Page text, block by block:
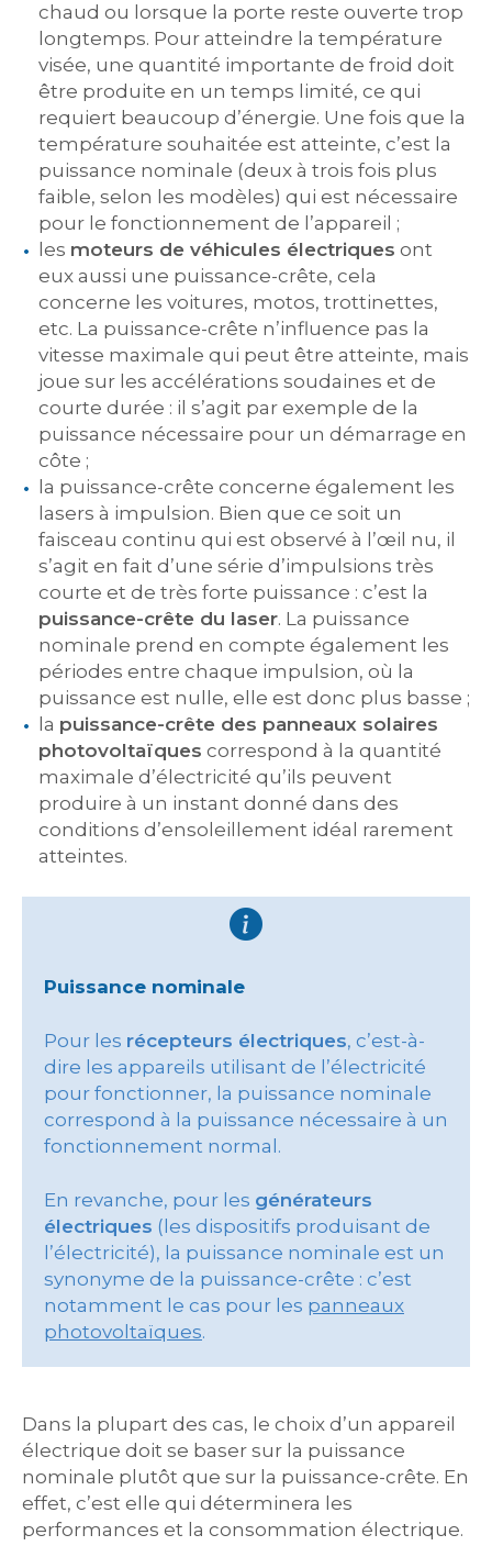
chaud ou lorsque la porte reste ouverte trop
longtemps. Pour atteindre la température
visée, une quantité importante de froid doit
être produite en un temps limité, ce qui
requiert beaucoup d’énergie. Une fois que la
température souhaitée est atteinte, c’est la
puissance nominale (deux à trois fois plus
faible, selon les modèles) qui est nécessaire
pour le fonctionnement de l’appareil ;
les moteurs de véhicules électriques ont
eux aussi une puissance-crête, cela
concerne les voitures, motos, trottinettes,
etc. La puissance-crête n’influence pas la
vitesse maximale qui peut être atteinte, mais
joue sur les accélérations soudaines et de
courte durée : il s’agit par exemple de la
puissance nécessaire pour un démarrage en
côte ;
la puissance-crête concerne également les
lasers à impulsion. Bien que ce soit un
faisceau continu qui est observé à l’œil nu, il
s’agit en fait d’une série d’impulsions très
courte et de très forte puissance : c’est la
puissance-crête du laser. La puissance
nominale prend en compte également les
périodes entre chaque impulsion, où la
puissance est nulle, elle est donc plus basse ;
la puissance-crête des panneaux solaires
photovoltaïques correspond à la quantité
maximale d’électricité qu’ils peuvent
produire à un instant donné dans des
conditions d’ensoleillement idéal rarement
atteintes.
Puissance nominale
Pour les récepteurs électriques, c’est-à-
dire les appareils utilisant de l’électricité
pour fonctionner, la puissance nominale
correspond à la puissance nécessaire à un
fonctionnement normal.
En revanche, pour les générateurs
électriques (les dispositifs produisant de
l’électricité), la puissance nominale est un
synonyme de la puissance-crête : c’est
notamment le cas pour les panneaux
photovoltaïques.
Dans la plupart des cas, le choix d’un appareil
électrique doit se baser sur la puissance
nominale plutôt que sur la puissance-crête. En
effet, c’est elle qui déterminera les
performances et la consommation électrique.